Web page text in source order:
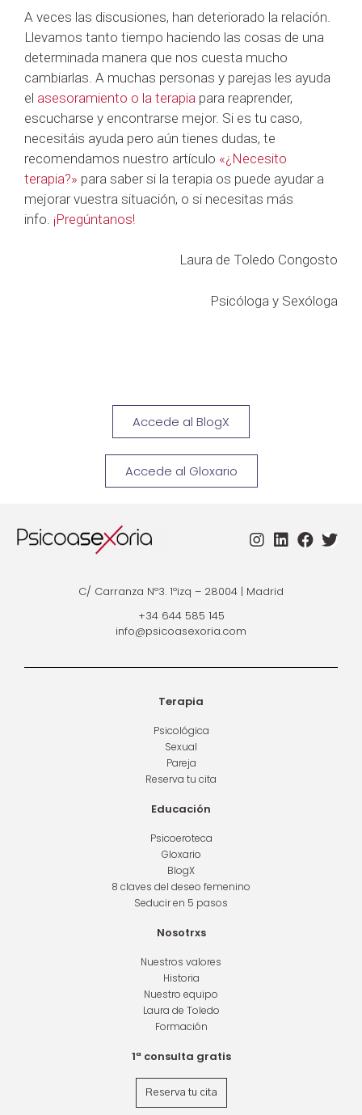
A veces las discusiones, han deteriorado la relación.
Llevamos tanto tiempo haciendo las cosas de una
determinada manera que nos cuesta mucho
cambiarlas. A muchas personas y parejas les ayuda
el asesoramiento o la terapia para reaprender,
escucharse y encontrarse mejor. Si es tu caso,
necesitáis ayuda pero aún tienes dudas, te
recomendamos nuestro artículo «¿Necesito
terapia?» para saber si la terapia os puede ayudar a
mejorar vuestra situación, o si necesitas más
info. ¡Pregúntanos!
Laura de Toledo Congosto
Psicóloga y Sexóloga
Accede al BlogX
Accede al Gloxario
C/ Carranza Nº3. 1ºizq – 28004 | Madrid
+34 644 585 145
info@psicoasexoria.com
Terapia
Psicológica
Sexual
Pareja
Reserva tu cita
Educación
Psicoeroteca
Gloxario
BlogX
8 claves del deseo femenino
Seducir en 5 pasos
Nosotrxs
Nuestros valores
Historia
Nuestro equipo
Laura de Toledo
Formación
1ª consulta gratis
Reserva tu cita